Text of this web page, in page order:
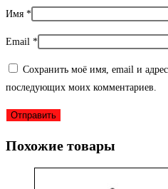
Имя *
Email *
Сохранить моё имя, email и адрес
последующих моих комментариев.
Похожие товары